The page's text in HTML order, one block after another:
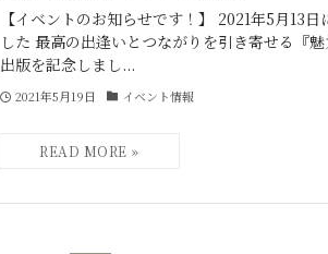
【イベントのお知らせです！】 2021年5月13
した 最高の出逢いとつながりを引き寄せる『
出版を記念しまし...
2021年5月19日 イベント情報